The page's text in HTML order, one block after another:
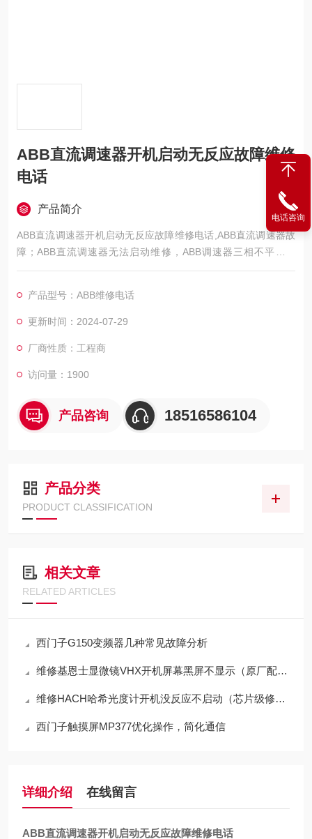
ABB直流调速器开机启动无反应故障维修
电话
产品简介
ABB直流调速器开机启动无反应故障维修电话,ABB直流调速器故
障；ABB直流调速器无法启动维修，ABB调速器三相不平衡维
修，ABB直流调速器无输出维修，ABB直流调速器开机无显示维
跳闸维修，ABB直流调速器通电烧可控硅维修，ABB直流调速器
运行模块炸维修，ABB直流调速器速度不可控维修,ABB直流调速
产品型号：ABB维修电话
更新时间：2024-07-29
厂商性质：工程商
访问量：1900
产品咨询 18516586104
产品分类
PRODUCT CLASSIFICATION
相关文章
RELATED ARTICLES
西门子G150变频器几种常见故障分析
维修基恩士显微镜VHX开机屏幕黑屏不显示（原厂配件修理）
维修HACH哈希光度计开机没反应不启动（芯片级修理）
西门子触摸屏MP377优化操作，简化通信
详细介绍 在线留言
ABB直流调速器开机启动无反应故障维修电话
电话咨询